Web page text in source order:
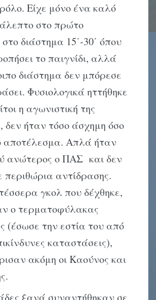
Είχε μόνο ένα καλό
στο πρώτο
διάστημα 15΄-30΄ όπου
το παιγνίδι, αλλά
διάστημα δεν μπόρεσε
Φυσιολογικά ηττήθηκε
η αγωνιστική της
δεν ήταν τόσο άσχημη όσο
αποτέλεσμα. Απλά ήταν
ανώτερος ο ΠΑΣ και δεν
περιθώρια αντίδρασης.
γκολ που δέχθηκε,
ο τερματοφύλακας
(έσωσε την εστία του από
καταστάσεις),
ακόμη οι Καούνος και